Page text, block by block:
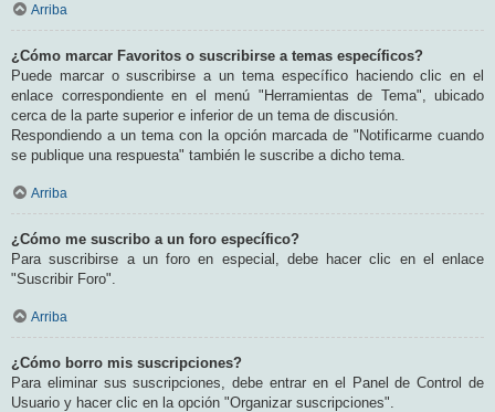
Arriba
¿Cómo marcar Favoritos o suscribirse a temas específicos?
Puede marcar o suscribirse a un tema específico haciendo clic en el
enlace correspondiente en el menú "Herramientas de Tema", ubicado
cerca de la parte superior e inferior de un tema de discusión.
Respondiendo a un tema con la opción marcada de "Notificarme cuando
se publique una respuesta" también le suscribe a dicho tema.
Arriba
¿Cómo me suscribo a un foro específico?
Para suscribirse a un foro en especial, debe hacer clic en el enlace
"Suscribir Foro".
Arriba
¿Cómo borro mis suscripciones?
Para eliminar sus suscripciones, debe entrar en el Panel de Control de
Usuario y hacer clic en la opción "Organizar suscripciones".